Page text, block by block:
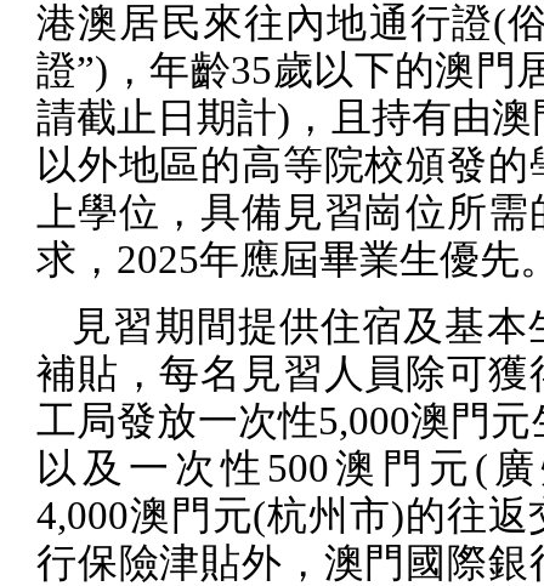
港澳居民來往內地通行證(
證”) ，年齡35歲以下的澳門
請截止日期計) ，且持有由
以外地區的高等院校頒發的
上學位，具備見習崗位所
求， 2025年應屆畢業生優先
見習期間提供住宿及基本
補貼，每名見習人員除可獲
工局發放一次性5,000澳門元
以及一次性 500澳門元(
4,000澳門元(杭州市)的往返
行保險津貼外，澳門國際銀